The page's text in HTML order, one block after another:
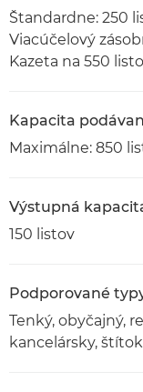
Štandardne: 250
Viacúčelový
Kazeta na 550
Kapacita
Maximálne: 850
Výstupná
150 listov
Podporované
Tenký, obyčajný,
kancelársky,